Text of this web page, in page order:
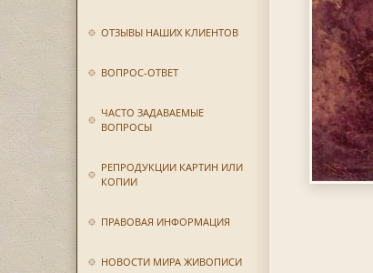
ОТЗЫВЫ НАШИХ КЛИЕНТОВ
ВОПРОС-ОТВЕТ
ЧАСТО ЗАДАВАЕМЫЕ
ВОПРОСЫ
РЕПРОДУКЦИИ КАРТИН ИЛИ
КОПИИ
ПРАВОВАЯ ИНФОРМАЦИЯ
НОВОСТИ МИРА ЖИВОПИСИ